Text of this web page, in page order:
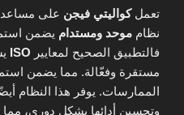
تعملكواليتي فيجن على
نظام موحد ومستدام يضمن
فالتطبيق الصحيح لمعايير ISO
مستقرة وفعّالة. مما يضمن
الممارسات. يوفر هذا النظام
وتحسين أدائها بشكل دوري،